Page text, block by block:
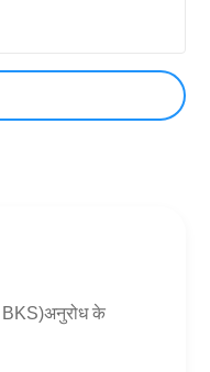
BKS)अनुरोध के